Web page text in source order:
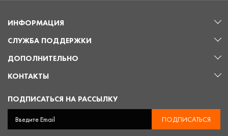
ИНФОРМАЦИЯ
СЛУЖБА ПОДДЕРЖКИ
ДОПОЛНИТЕЛЬНО
КОНТАКТЫ
ПОДПИСАТЬСЯ НА РАССЫЛКУ
ПОДПИСАТЬСЯ